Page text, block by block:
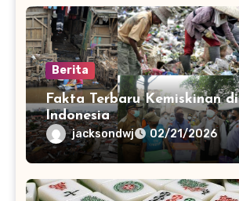
Berita
Fakta Terbaru Kemiskinan di
Indonesia
jacksondwj 02/21/2026